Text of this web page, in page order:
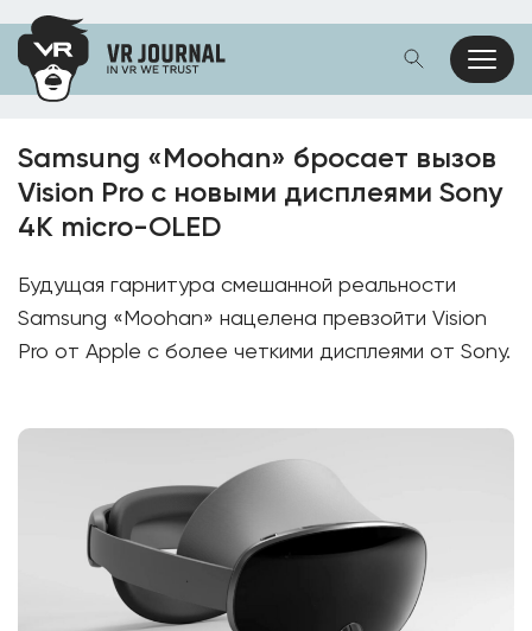
Samsung «Moohan» бросает вызов
Vision Pro с новыми дисплеями Sony
4K micro-OLED
Будущая гарнитура смешанной реальности
Samsung «Moohan» нацелена превзойти Vision
Pro от Apple с более четкими дисплеями от Sony.